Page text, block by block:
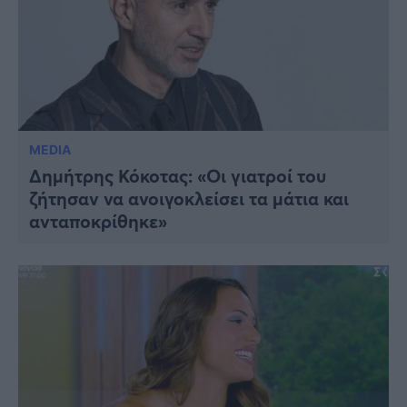
MEDIA
Δημήτρης Κόκοτας: «Οι γιατροί του
ζήτησαν να ανοιγοκλείσει τα μάτια και
ανταποκρίθηκε»